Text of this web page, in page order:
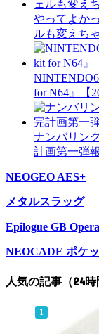
やってよか
ルも変えち
for N64』【
ナンバリン
計画第一弾
NEOGEO AES+
メタルスラッグ
Epilogue GB
NEOCADE ポケ
人気の記事（24時